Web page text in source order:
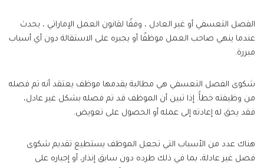
الفصل التعسفي أو غير العادل ، وفقًا لقانون العمل الإماراتي ، يحدث
عندما ينهي صاحب العمل موظفًا أو يجبره على الاستقالة دون أي أسباب
مبررة.
شكوى الفصل التعسفي هي مطالبة يقدمها موظف يعتقد أنه تم فصله
من وظيفته خطأً. إذا تبين أن الموظف قد تم فصله بشكل غير عادل،
فقد يحق له إعادته إلى عمله أو الحصول على تعويض.
هناك عدد من الأسباب التي تجعل الموظف يستطيع تقديم شكوى
فصل غير عادلة، بما في ذلك طرده دون سابق إنذار، أو إجباره على